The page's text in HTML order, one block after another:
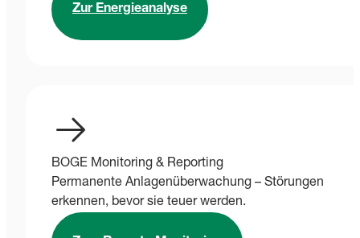
Zur Energieanalyse
BOGE Monitoring & Reporting
Permanente Anlagenüberwachung – Störungen
erkennen, bevor sie teuer werden.